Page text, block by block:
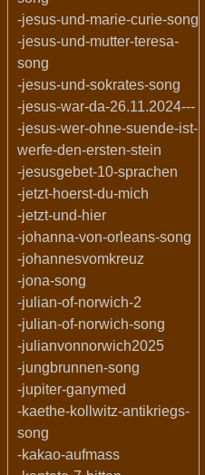
-jesus-und-marie-curie-song
-jesus-und-mutter-teresa-
song
-jesus-und-sokrates-song
-jesus-war-da-26.11.2024---
-jesus-wer-ohne-suende-ist-
werfe-den-ersten-stein
-jesusgebet-10-sprachen
-jetzt-hoerst-du-mich
-jetzt-und-hier
-johanna-von-orleans-song
-johannesvomkreuz
-jona-song
-julian-of-norwich-2
-julian-of-norwich-song
-julianvonnorwich2025
-jungbrunnen-song
-jupiter-ganymed
-kaethe-kollwitz-antikriegs-
song
-kakao-aufmass